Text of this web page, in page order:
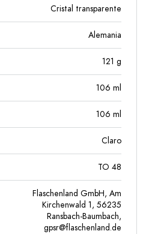
Cristal transparente
Alemania
121 g
106 ml
106 ml
Claro
TO 48
Flaschenland GmbH, Am
Kirchenwald 1, 56235
Ransbach-Baumbach,
gpsr@flaschenland.de